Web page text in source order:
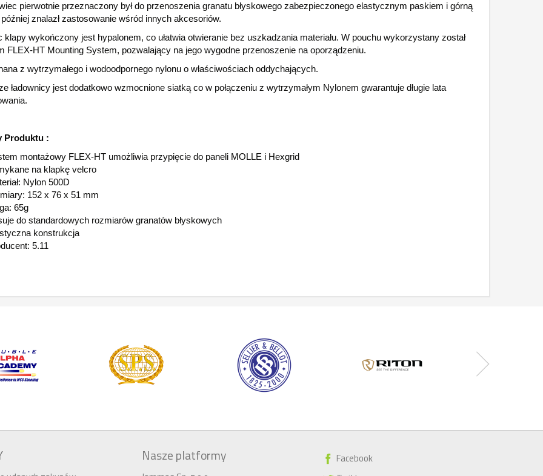
pierwotnie przeznaczony był do przenoszenia granatu błyskowego zabezpieczonego elastycznym paskiem i górną
znalazł zastosowanie wśród innych akcesoriów.
klapy wykończony jest hypalonem, co ułatwia otwieranie bez uszkadzania materiału. W pouchu wykorzystany został
FLEX-HT Mounting System, pozwalający na jego wygodne przenoszenie na oporządzeniu.
z wytrzymałego i wodoodpornego nylonu o właściwościach oddychających.
ładownicy jest dodatkowo wzmocnione siatką co w połączeniu z wytrzymałym Nylonem gwarantuje długie lata
Produktu :
montażowy FLEX-HT umożliwia przypięcie do paneli MOLLE i Hexgrid
na klapkę velcro
Nylon 500D
152 x 76 x 51 mm
65g
do standardowych rozmiarów granatów błyskowych
konstrukcja
5.11
Facebook
Nasze platformy